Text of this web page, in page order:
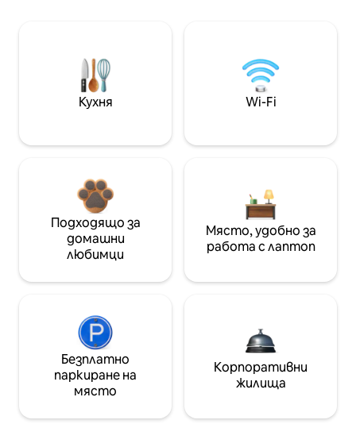
Кухня Wi-Fi
Подходящо за
домашни
любимци
Място, удобно за
работа с лаптоп
Безплатно
паркиране на
място
Корпоративни
жилища